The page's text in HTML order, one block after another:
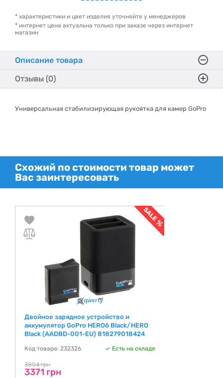
* характеристики и цвет изделия уточняйте у менеджеров
* интернет цена актуальна только при заказе через интернет
магазин
Описание товара
Отзывы (0)
Универсальная стабилизирующая рукоятка для камер GoPro
Схожий по стоимости товар может
Вас заинтересовать
Двойное зарядное устройство и
аккумулятор GoPro HERO6 Black/HERO
Black (AADBD-001-EU) 818279018424
Код товара: 232326 Есть на складе
3804 грн
3371 грн